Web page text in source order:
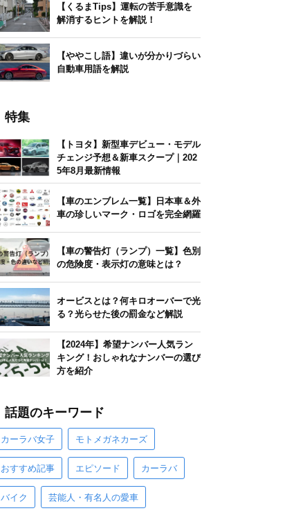
【くるまTips】運転の苦手意識を
解消するヒントを解説！
【ややこし語】違いが分かりづらい
自動車用語を解説
特集
【トヨタ】新型車デビュー・モデル
チェンジ予想＆新車スクープ｜202
5年8月最新情報
【車のエンブレム一覧】日本車＆外
車の珍しいマーク・ロゴを完全網羅
【車の警告灯（ランプ）一覧】色別
の危険度・表示灯の意味とは？
オービスとは？何キロオーバーで光
る？光らせた後の罰金など解説
【2024年】希望ナンバー人気ラン
キング！おしゃれなナンバーの選び
方を紹介
話題のキーワード
カーラバ女子 モトメガネカーズ
おすすめ記事 エピソード カーラバ
バイク 芸能人・有名人の愛車